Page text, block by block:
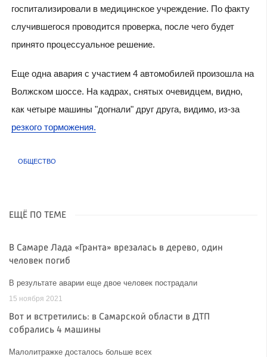
госпитализировали в медицинское учреждение. По факту
случившегося проводится проверка, после чего будет
принято процессуальное решение.
Еще одна авария с участием 4 автомобилей произошла на
Волжском шоссе. На кадрах, снятых очевидцем, видно,
как четыре машины "догнали" друг друга, видимо, из-за
резкого торможения.
ОБЩЕСТВО
ЕЩЁ ПО ТЕМЕ
В Самаре Лада «Гранта» врезалась в дерево, один
человек погиб
В результате аварии еще двое человек пострадали
15 ноября 2021
Вот и встретились: в Самарской области в ДТП
собрались 4 машины
Малолитражке досталось больше всех